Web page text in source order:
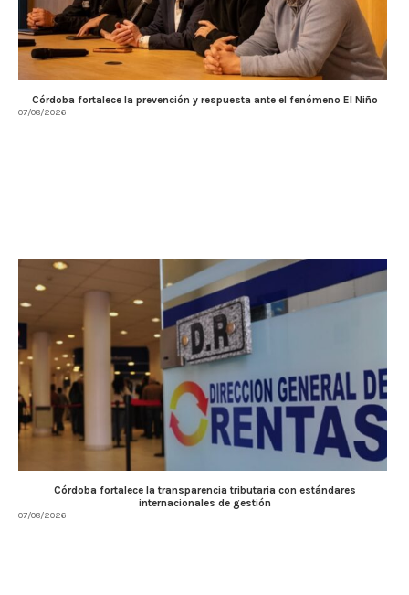
Córdoba fortalece la prevención y respuesta ante el fenómeno El Niño
07/08/2026
Córdoba fortalece la transparencia tributaria con estándares
internacionales de gestión
07/08/2026